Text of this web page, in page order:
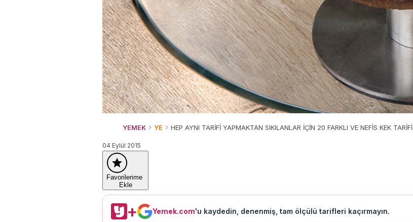
YEMEK YE HEP AYNI TARİFİ YAPMAKTAN SIKILANLAR İÇİN 20 FARKLI VE NEFİS KEK TARİFİ
04 Eylül 2015
Favorilerime
Ekle
+ Yemek.com'u kaydedin, denenmiş, tam ölçülü tarifleri kaçırmayın.